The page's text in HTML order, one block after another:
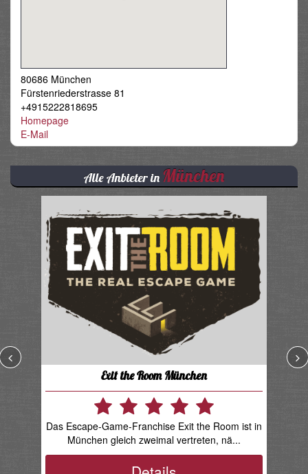
80686 München
Fürstenriederstrasse 81
+4915222818695
Homepage
E-Mail
Alle Anbieter in München
Exit the Room München
Das Escape-Game-Franchise Exit the Room ist in
München gleich zweimal vertreten, nä...